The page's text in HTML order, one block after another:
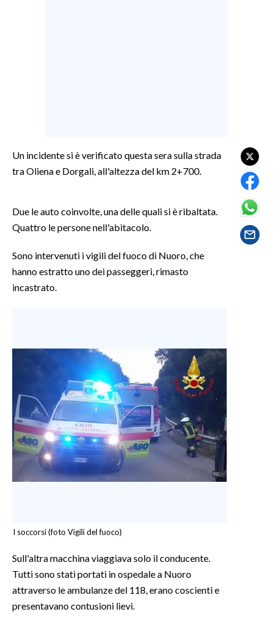
SPETTACOLI
SALUTE
SARDI NEL MONDO
NOTIZIE
INSULARITÀ
INFO AZIENDE
ABBONATI
ANNUNCI
NECROLOGI
Un incidente si è verificato questa sera sulla strada
tra Oliena e Dorgali, all'altezza del km 2+700.
Due le auto coinvolte, una delle quali si è ribaltata.
Quattro le persone nell'abitacolo.
Sono intervenuti i vigili del fuoco di Nuoro, che
hanno estratto uno dei passeggeri, rimasto
incastrato.
I soccorsi (foto Vigili del fuoco)
Sull'altra macchina viaggiava solo il conducente.
Tutti sono stati portati in ospedale a Nuoro
attraverso le ambulanze del 118, erano coscienti e
presentavano contusioni lievi.